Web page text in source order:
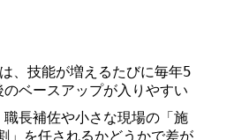
、技能が増えるたびに毎年5
ベースアップが入りやすい
長補佐や小さな現場の「施
」を任されるかどうかで差が